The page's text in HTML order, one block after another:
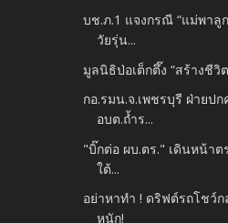
บช.ภ.1 แจงกรณี “แม่พาลู
วัยรุ่น...
มูลนิธิป่อเต็กตึ๊ง “สร้างชีวิ
กอ.รมน.จ.เพชรบุรี ฝ่ายป
อบต.ถ้ำร...
"บิ๊กต่อ ผบ.ตร." เดินหน้า
ใต้...
อย่าหาทำ ! ดริฟต์รถโชว์
หนัก!